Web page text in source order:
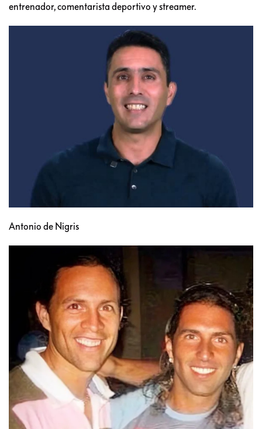
entrenador, comentarista deportivo y streamer.
Antonio de Nigris